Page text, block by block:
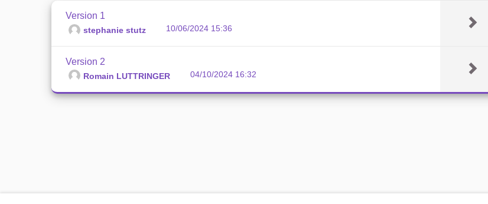
Version 1
stephanie stutz 10/06/2024 15:36
Version 2
Romain LUTTRINGER 04/10/2024 16:32